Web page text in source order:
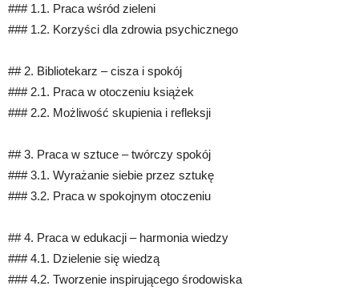
### 1.1. Praca wśród zieleni
### 1.2. Korzyści dla zdrowia psychicznego
## 2. Bibliotekarz – cisza i spokój
### 2.1. Praca w otoczeniu książek
### 2.2. Możliwość skupienia i refleksji
## 3. Praca w sztuce – twórczy spokój
### 3.1. Wyrażanie siebie przez sztukę
### 3.2. Praca w spokojnym otoczeniu
## 4. Praca w edukacji – harmonia wiedzy
### 4.1. Dzielenie się wiedzą
### 4.2. Tworzenie inspirującego środowiska